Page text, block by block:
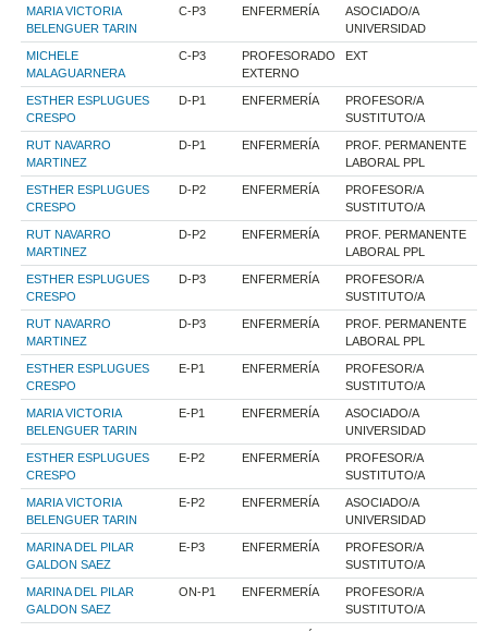
MARIA VICTORIA
BELENGUER TARIN
C-P3 ENFERMERÍA
ASOCIADO/A
UNIVERSIDAD
MICHELE
MALAGUARNERA
C-P3
PROFESORADO
EXTERNO
EXT
ESTHER ESPLUGUES
CRESPO
D-P1 ENFERMERÍA
PROFESOR/A
SUSTITUTO/A
RUT NAVARRO
MARTINEZ
D-P1 ENFERMERÍA
PROF. PERMANENTE
LABORAL PPL
ESTHER ESPLUGUES
CRESPO
D-P2 ENFERMERÍA
PROFESOR/A
SUSTITUTO/A
RUT NAVARRO
MARTINEZ
D-P2 ENFERMERÍA
PROF. PERMANENTE
LABORAL PPL
ESTHER ESPLUGUES
CRESPO
D-P3 ENFERMERÍA
PROFESOR/A
SUSTITUTO/A
RUT NAVARRO
MARTINEZ
D-P3 ENFERMERÍA
PROF. PERMANENTE
LABORAL PPL
ESTHER ESPLUGUES
CRESPO
E-P1 ENFERMERÍA
PROFESOR/A
SUSTITUTO/A
MARIA VICTORIA
BELENGUER TARIN
E-P1 ENFERMERÍA
ASOCIADO/A
UNIVERSIDAD
ESTHER ESPLUGUES
CRESPO
E-P2 ENFERMERÍA
PROFESOR/A
SUSTITUTO/A
MARIA VICTORIA
BELENGUER TARIN
E-P2 ENFERMERÍA
ASOCIADO/A
UNIVERSIDAD
MARINA DEL PILAR
GALDON SAEZ
E-P3 ENFERMERÍA
PROFESOR/A
SUSTITUTO/A
MARINA DEL PILAR
GALDON SAEZ
ON-P1 ENFERMERÍA
PROFESOR/A
SUSTITUTO/A